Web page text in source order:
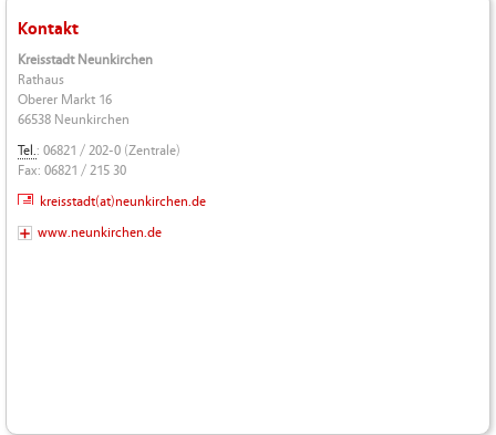
Kontakt
Kreisstadt Neunkirchen
Rathaus
Oberer Markt 16
66538 Neunkirchen
Tel.: 06821 / 202-0 (Zentrale)
Fax: 06821 / 215 30
kreisstadt(at)neunkirchen.de
www.neunkirchen.de